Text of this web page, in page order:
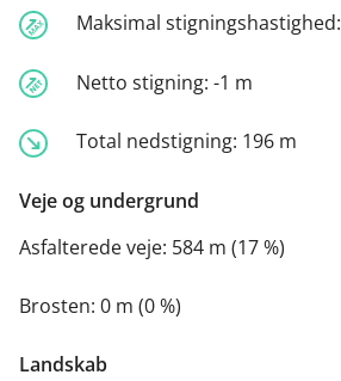
Maksimal stigningshastighed:
Netto stigning: -1 m
Total nedstigning: 196 m
Veje og undergrund
Asfalterede veje: 584 m (17 %)
Brosten: 0 m (0 %)
Landskab